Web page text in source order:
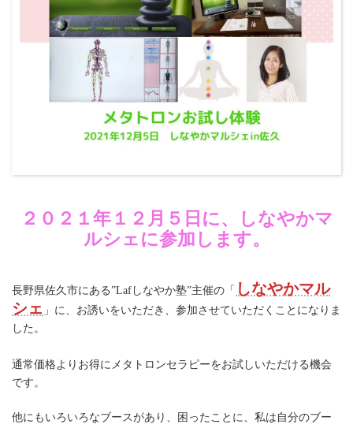
２０２１年１２月５日に、しなやかマ
ルシェに参加します。
長野県佐久市にある”Lafしなやか塾”主催の「 しなやかマル
シェ 」に、お誘いをいただき、参加させていただくことになりま
した。
通常価格よりお得にメタトロンセラピーをお試しいただける機会
です。
他にもいろいろなブースがあり、困ったことに、私は自分のブー